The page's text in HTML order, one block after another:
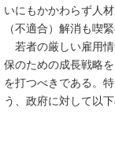
いにもかかわらず人
（不適合）解消も喫
若者の厳しい雇用情
保のための成長戦略
を打つべきである。
う、政府に対して以